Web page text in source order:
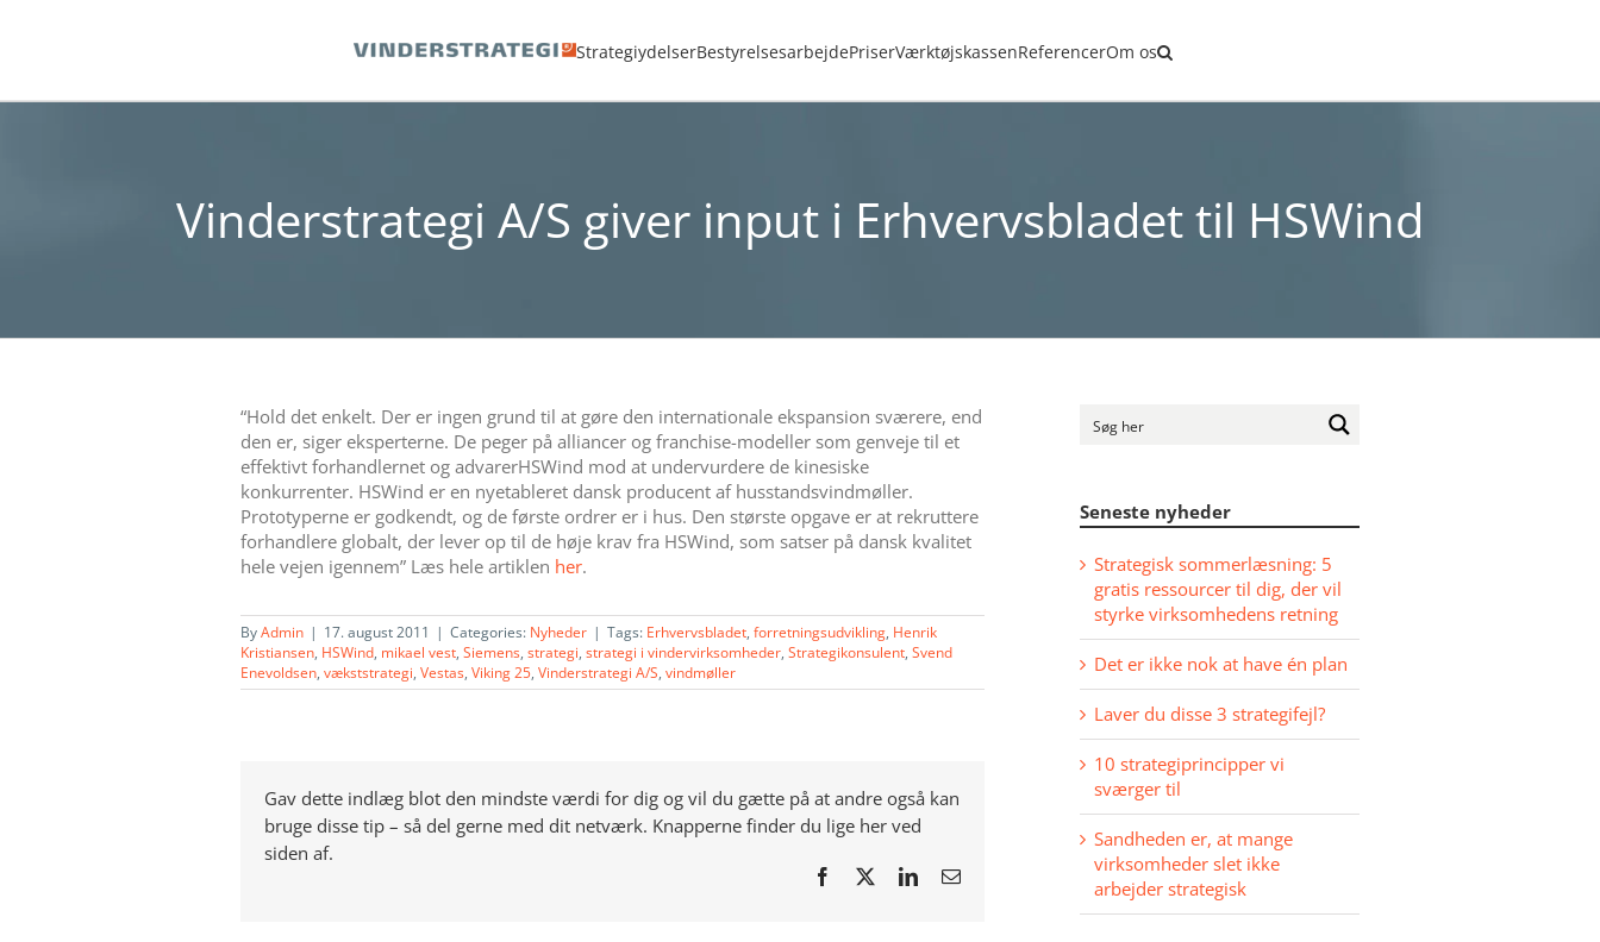
StrategiydelserBestyrelsesarbejdePriserVærktøjskassenReferencerOm os
Vinderstrategi A/S giver input i Erhvervsbladet til HSWind
“Hold det enkelt. Der er ingen grund til at gøre den internationale ekspansion sværere, end
den er, siger eksperterne. De peger på alliancer og franchise-modeller som genveje til et
effektivt forhandlernet og advarerHSWind mod at undervurdere de kinesiske
konkurrenter. HSWind er en nyetableret dansk producent af husstandsvindmøller.
Prototyperne er godkendt, og de første ordrer er i hus. Den største opgave er at rekruttere
forhandlere globalt, der lever op til de høje krav fra HSWind, som satser på dansk kvalitet
hele vejen igennem” Læs hele artiklen her.
ByAdmin | 17. august 2011 | Categories: Nyheder | Tags: Erhvervsbladet, forretningsudvikling, Henrik
Kristiansen, HSWind, mikael vest, Siemens, strategi, strategi i vindervirksomheder, Strategikonsulent, Svend
Enevoldsen, vækststrategi, Vestas, Viking 25, Vinderstrategi A/S, vindmøller
Gav dette indlæg blot den mindste værdi for dig og vil du gætte på at andre også kan
bruge disse tip – så del gerne med dit netværk. Knapperne finder du lige her ved
siden af.
Facebook LinkedIn
E-
Seneste nyheder
Strategisk sommerlæsning: 5
gratis ressourcer til dig, der vil
styrke virksomhedens retning
Det er ikke nok at have én plan
Laver du disse 3 strategifejl?
10 strategiprincipper vi
sværger til
Sandheden er, at mange
virksomheder slet ikke
arbejder strategisk